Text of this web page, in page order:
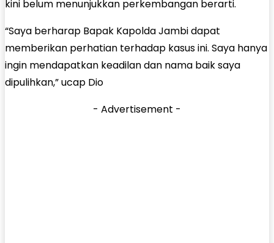
kini belum menunjukkan perkembangan berarti.
“Saya berharap Bapak Kapolda Jambi dapat
memberikan perhatian terhadap kasus ini. Saya hanya
ingin mendapatkan keadilan dan nama baik saya
dipulihkan,” ucap Dio
- Advertisement -